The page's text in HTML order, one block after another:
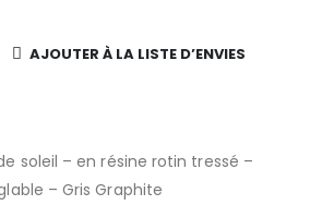
AJOUTER À LA LISTE D’ENVIES
soleil – en résine rotin tressé –
– Gris Graphite